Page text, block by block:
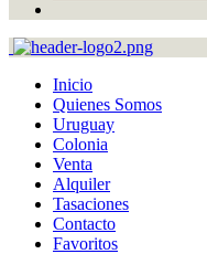
Inicio
Quienes Somos
Uruguay
Colonia
Venta
Alquiler
Tasaciones
Contacto
Favoritos